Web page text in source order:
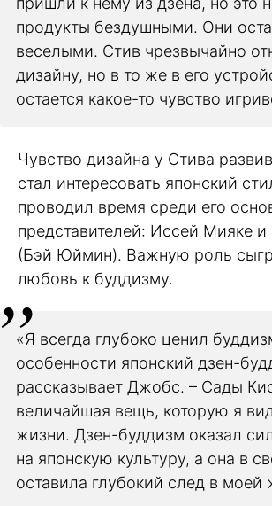
продукты бездушными. Они
веселыми. Стив чрезвычайно
дизайну, но в то же в его
остается какое-то чувство
Чувство дизайна у Стива
стал интересовать японский
проводил время среди его
представителей: Иссей Мияке
(Бэй Юймин). Важную роль
любовь к буддизму.
«Я всегда глубоко ценил
особенности японский дзен-
рассказывает Джобс. – Сады
величайшая вещь, которую я
жизни. Дзен-буддизм оказал
на японскую культуру, а она в
оставила глубокий след в моей